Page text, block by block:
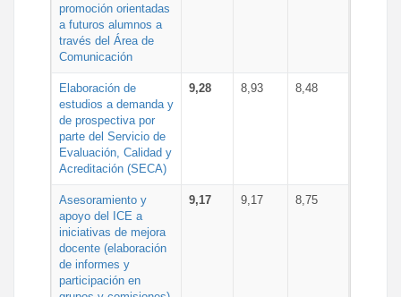
promoción orientadas
a futuros alumnos a
través del Área de
Comunicación
Elaboración de
estudios a demanda y
de prospectiva por
parte del Servicio de
Evaluación, Calidad y
Acreditación (SECA)
9,28 8,93 8,48
Asesoramiento y
apoyo del ICE a
iniciativas de mejora
docente (elaboración
de informes y
participación en
9,17 9,17 8,75